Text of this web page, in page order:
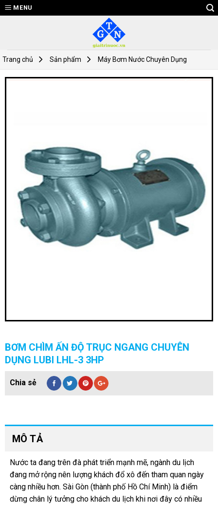
Skip
to
MENU
Trang chủ Sản phẩm Máy Bơm Nước Chuyên Dụng
BƠM CHÌM ẤN ĐỘ TRỤC NGANG CHUYÊN
DỤNG LUBI LHL-3 3HP
MÔ TẢ
Nước ta đang trên đà phát triển mạnh mẽ, ngành du lịch
đang mở rộng nên lượng khách đổ xô đến tham quan ngày
càng nhiều hơn. Sài Gòn (thành phố Hồ Chí Minh) là điểm
dừng chân lý tưởng cho khách du lịch khi nơi đây có nhiều